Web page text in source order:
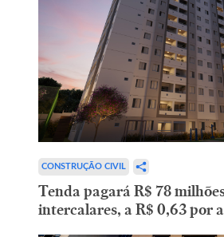
CONSTRUÇÃO CIVIL
Tenda pagará R$ 78
intercalares, a R$ 0,63 por